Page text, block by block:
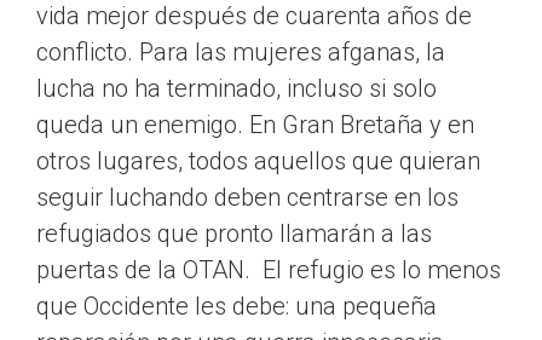
vida mejor después de cuarenta años de
conflicto. Para las mujeres afganas, la
lucha no ha terminado, incluso si solo
queda un enemigo. En Gran Bretaña y en
otros lugares, todos aquellos que quieran
seguir luchando deben centrarse en los
refugiados que pronto llamarán a las
puertas de la OTAN. El refugio es lo menos
que Occidente les debe: una pequeña